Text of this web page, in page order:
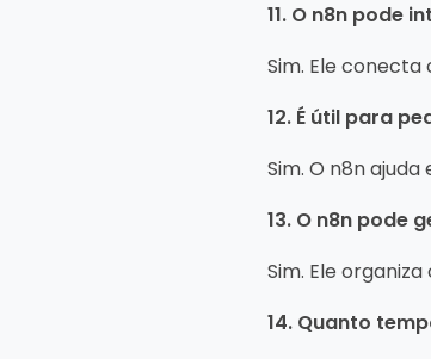
11. O n8n pode
Sim. Ele
12. É útil para
Sim. O n8n
13. O n8n pode
Sim. Ele
14. Quanto